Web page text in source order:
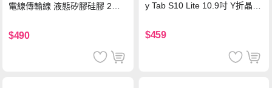
電線傳輸線 液態矽膠硅膠 2M
$490
y Tab S10 Lite 10.9吋 Y折晶透
$459